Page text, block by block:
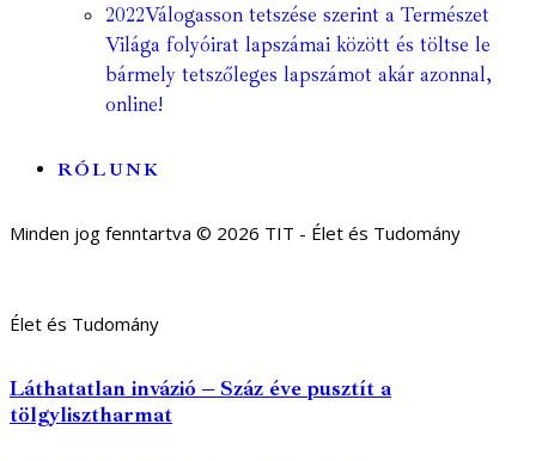
2022Válogasson tetszése szerint a Természet
Világa folyóirat lapszámai között és töltse le
bármely tetszőleges lapszámot akár azonnal,
online!
RÓLUNK
Minden jog fenntartva © 2026 TIT - Élet és Tudomány
Élet és Tudomány
Láthatatlan invázió – Száz éve pusztít a
tölgylisztharmat